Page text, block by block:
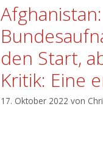
Afghanistan:
den Start,
Kritik: Eine
17. Oktober 2022 von